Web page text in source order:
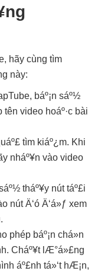
hãy cùng tìm
này:
báº¡n sáº½
video hoáº·c bài
tìm kiáº¿m. Khi
nháº¥n vào video
tháº¥y nút táº£i
nút Ä‘ó Ä‘á»ƒ xem
phép báº¡n chá»n
Cháº¥t lÆ°á»£ng
áº£nh tá»‘t hÆ¡n,